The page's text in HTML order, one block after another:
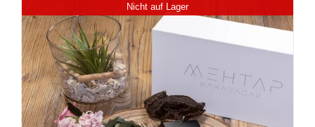
Nicht auf Lager